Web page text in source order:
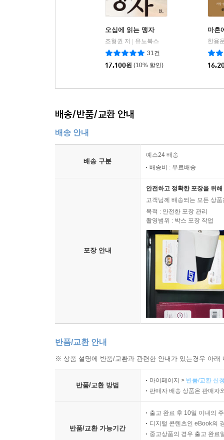
오십에 읽는 맹자
조형권 저 | 유노북스
31건
17,100원 (10% 할인)
마흔
한용
배송/반품/교환 안내
배송 안내
배송 구분
예스24 배송
배송비 : 무료배송
포장 안내
안전하고 정확한 포장을 위
고객님께 배송되는 모든 상
목적 : 안전한 포장 관리
촬영범위 : 박스 포장 작업
반품/교환 안내
※ 상품 설명에 반품/교환과 관련한 안내가 있는경우 아
반품/교환 방법
마이페이지 > 반품/교환 신
판매자 배송 상품은 판매자
반품/교환 가능기간
출고 완료 후 10일 이내의
디지털 콘텐츠인 eBook의
중고상품의 경우 출고 완료